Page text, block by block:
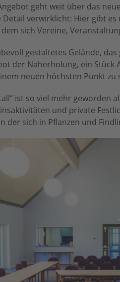
geht weit über das
Detail verwirklicht: Hier gibt
sich Vereine,
gestaltetes Gelände,
der Naherholung, ein Stück
neuen höchsten Punkt zu
ist so viel mehr geworden
und private
der sich in Pflanzen und